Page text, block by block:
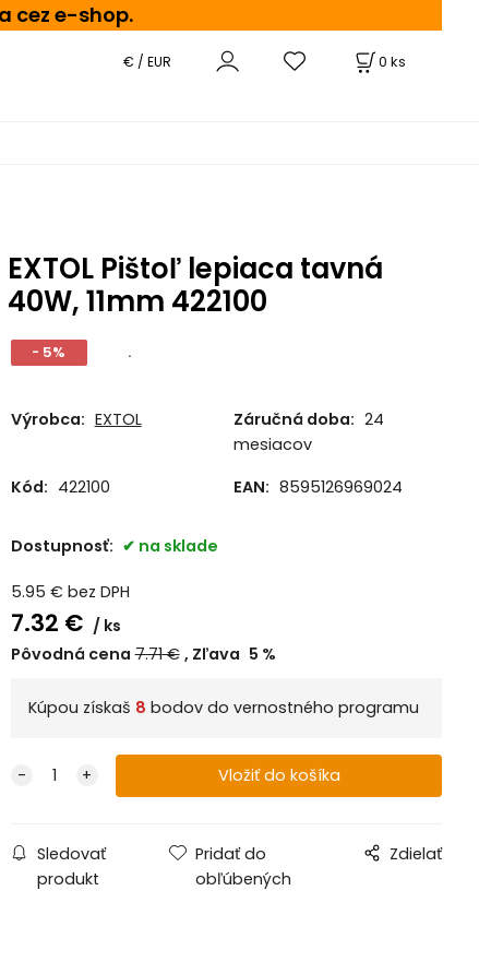
cez e-shop.
0 ks
€ / EUR
EXTOL Pištoľ lepiaca tavná
40W, 11mm 422100
- 5% .
Výrobca: EXTOL Záručná doba: 24
mesiacov
Kód: 422100 EAN: 8595126969024
Dostupnosť: na sklade
5.95 € bez DPH
7.32 €
ks
Pôvodná cena 7.71€ Zľava 5 %
Kúpou získaš 8 bodov do vernostného programu
Sledovať
produkt
Pridať do
obľúbených
Zdielať